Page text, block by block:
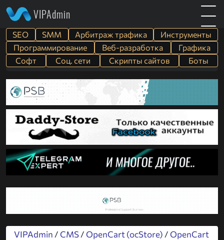
VIPAdmin
SEO SMM Арбитраж трафика
Инструменты
Программирование
Веб-разработка
Графика
Софт
Cоц. сети Скрипты сайтов Боты
VIPAdmin / CMS/OpenCart (ocStore) /OpenCart